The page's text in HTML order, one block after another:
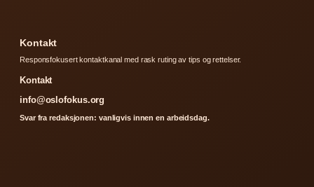
Kontakt
Responsfokusert kontaktkanal med rask ruting av tips og rettelser.
Kontakt
info@oslofokus.org
Svar fra redaksjonen: vanligvis innen en arbeidsdag.